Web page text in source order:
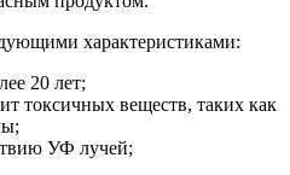
характеристиками:
20 лет;
токсичных веществ, таких как
УФ лучей;